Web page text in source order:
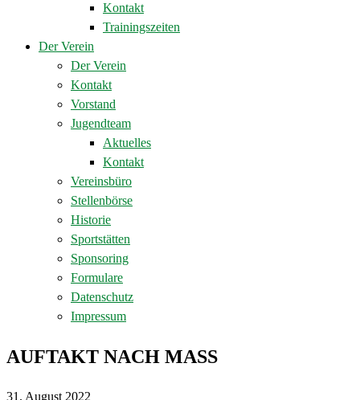
Kontakt
Trainingszeiten
Der Verein
Der Verein
Kontakt
Vorstand
Jugendteam
Aktuelles
Kontakt
Vereinsbüro
Stellenbörse
Historie
Sportstätten
Sponsoring
Formulare
Datenschutz
Impressum
AUFTAKT NACH MASS
31. August 2022